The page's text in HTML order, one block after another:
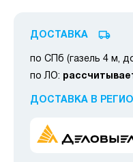
ДОСТАВКА
по СПб (газель 4 м,
по ЛО:
ДОСТАВКА В